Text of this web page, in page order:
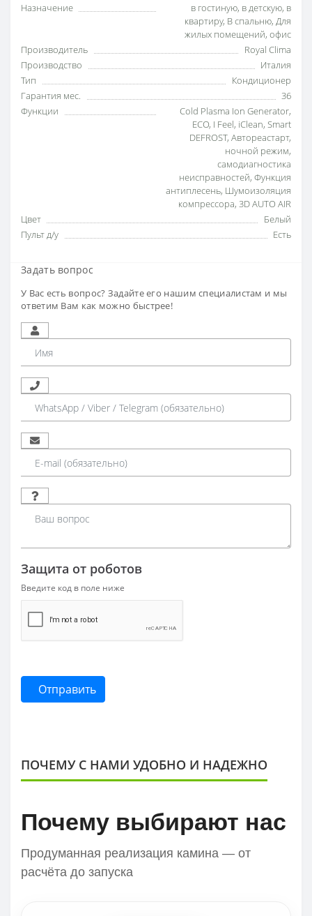
Назначение
в гостиную, в детскую, в
квартиру, В спальню, Для
жилых помещений, офис
Производитель
Royal Clima
Производство
Италия
Тип
Кондиционер
Гарантия мес.
36
Функции
Cold Plasma Ion Generator,
ECO, I Feel, iClean, Smart
DEFROST, Автореастарт,
ночной режим,
самодиагностика
неисправностей, Функция
антиплесень, Шумоизоляция
компрессора, 3D AUTO AIR
Цвет
Белый
Пульт д/у
Есть
Задать вопрос
У Вас есть вопрос? Задайте его нашим специалистам и мы
ответим Вам как можно быстрее!
Защита от роботов
Введите код в поле ниже
Отправить
ПОЧЕМУ С НАМИ УДОБНО И НАДЕЖНО
Почему выбирают нас
Продуманная реализация камина — от
расчёта до запуска